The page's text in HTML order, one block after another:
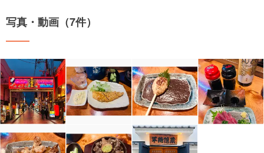
写真・動画（7件）